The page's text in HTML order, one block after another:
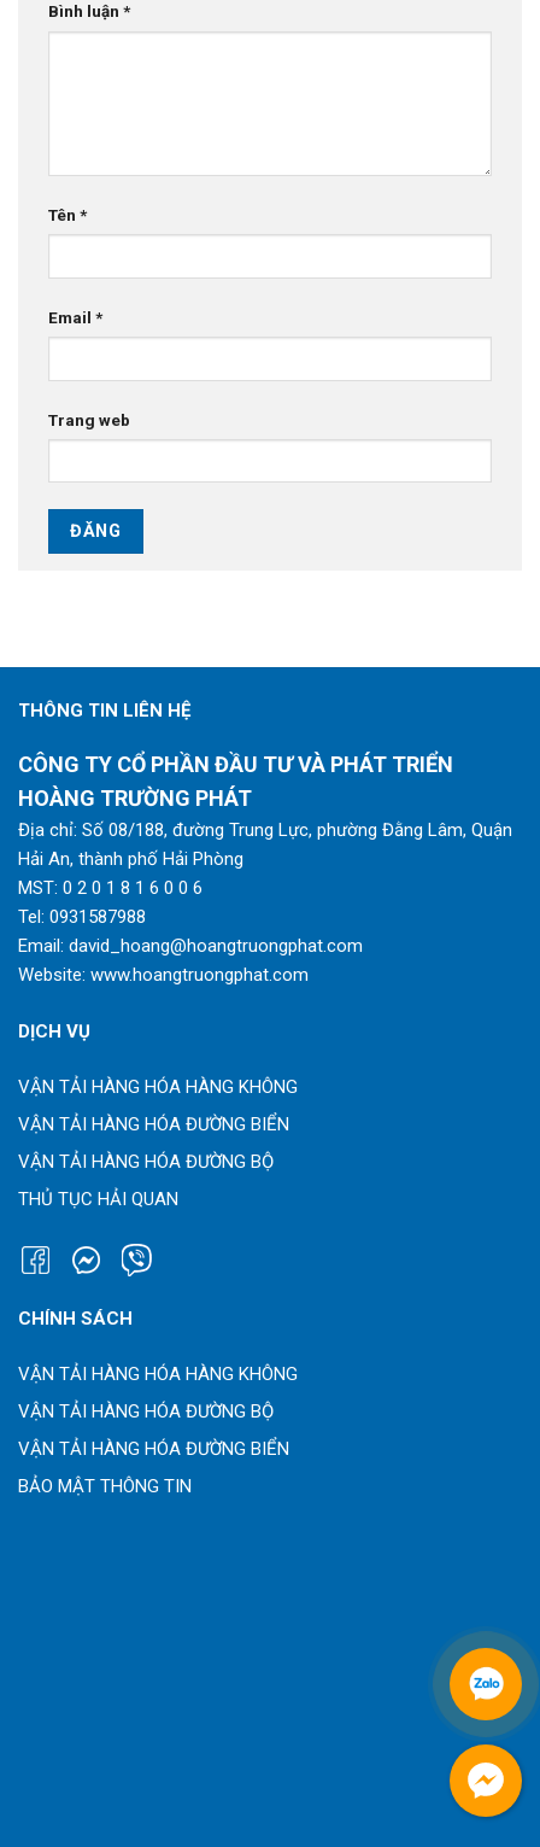
Bình luận *
Tên *
Email *
Trang web
THÔNG TIN LIÊN HỆ
CÔNG TY CỔ PHẦN ĐẦU TƯ VÀ PHÁT TRIỂN
HOÀNG TRƯỜNG PHÁT
Địa chỉ: Số 08/188, đường Trung Lực, phường Đằng Lâm, Quận
Hải An, thành phố Hải Phòng
MST: 0 2 0 1 8 1 6 0 0 6
Tel: 0931587988
Email: david_hoang@hoangtruongphat.com
Website: www.hoangtruongphat.com
DỊCH VỤ
VẬN TẢI HÀNG HÓA HÀNG KHÔNG
VẬN TẢI HÀNG HÓA ĐƯỜNG BIỂN
VẬN TẢI HÀNG HÓA ĐƯỜNG BỘ
THỦ TỤC HẢI QUAN
CHÍNH SÁCH
VẬN TẢI HÀNG HÓA HÀNG KHÔNG
VẬN TẢI HÀNG HÓA ĐƯỜNG BỘ
VẬN TẢI HÀNG HÓA ĐƯỜNG BIỂN
BẢO MẬT THÔNG TIN